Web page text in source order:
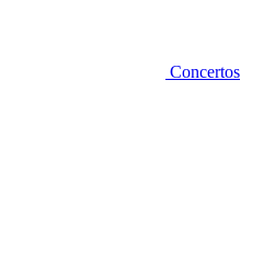
Concertos